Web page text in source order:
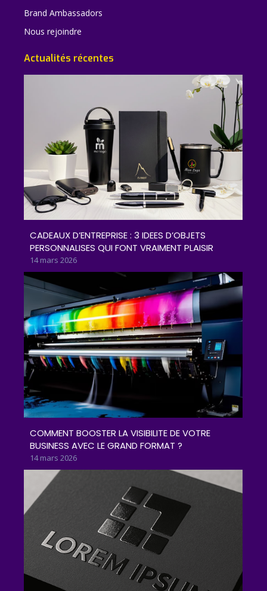
Brand Ambassadors
Nous rejoindre
Actualités récentes
CADEAUX D’ENTREPRISE : 3 IDEES D’OBJETS
PERSONNALISES QUI FONT VRAIMENT PLAISIR
14 mars 2026
COMMENT BOOSTER LA VISIBILITE DE VOTRE
BUSINESS AVEC LE GRAND FORMAT ?
14 mars 2026